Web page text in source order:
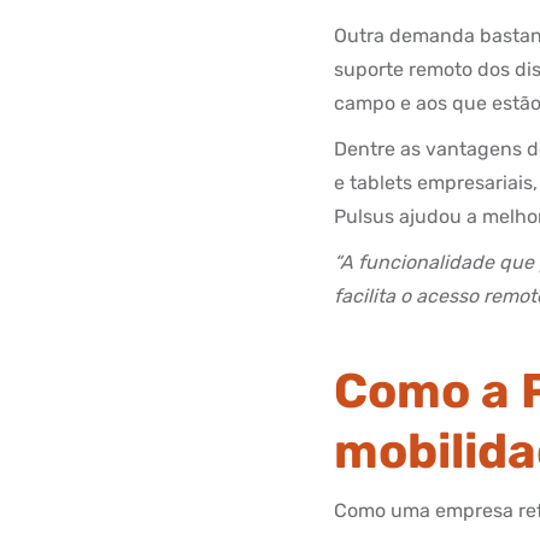
Outra demanda
suporte remoto dos
campo e aos que
Dentre as vantagens
e tablets
Pulsus ajudou a
“A funcionalidade
facilita o acesso
Como a
Como uma empresa